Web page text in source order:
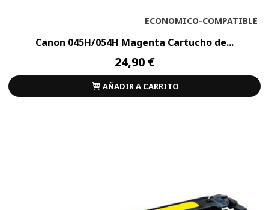
ECONOMICO-COMPATIBLE
Canon 045H/054H Magenta Cartucho de...
24,90 €
AÑADIR A CARRITO